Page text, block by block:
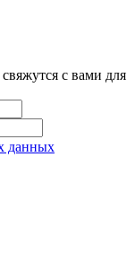
с вами для
данных